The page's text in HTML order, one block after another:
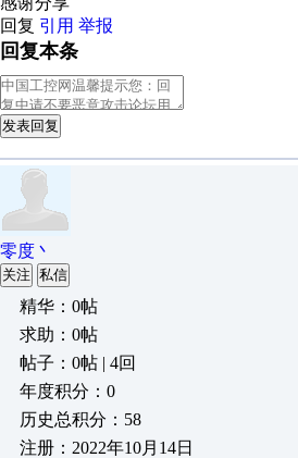
回复 引用 举报
回复本条
发表回复
零度丶
关注 私信
精华：0帖
求助：0帖
帖子：0帖 | 4回
年度积分：0
历史总积分：58
注册：2022年10月14日